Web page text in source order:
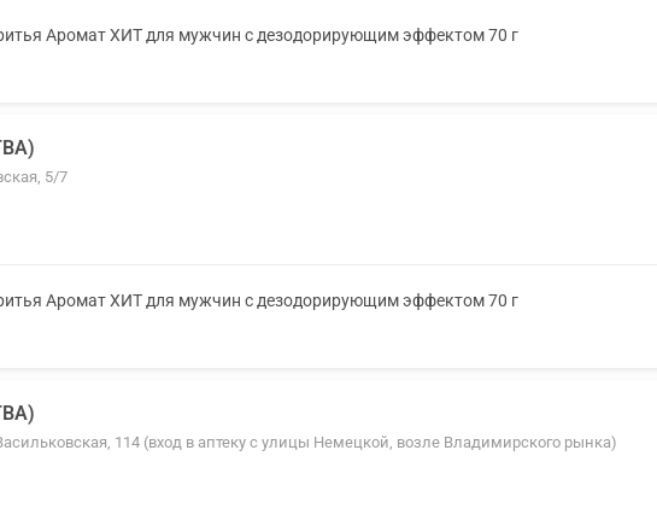
Аромат ХИТ для мужчин с дезодорирующим эффектом 70 г
5/7
Аромат ХИТ для мужчин с дезодорирующим эффектом 70 г
114 (вход в аптеку с улицы Немецкой, возле Владимирского рынка)